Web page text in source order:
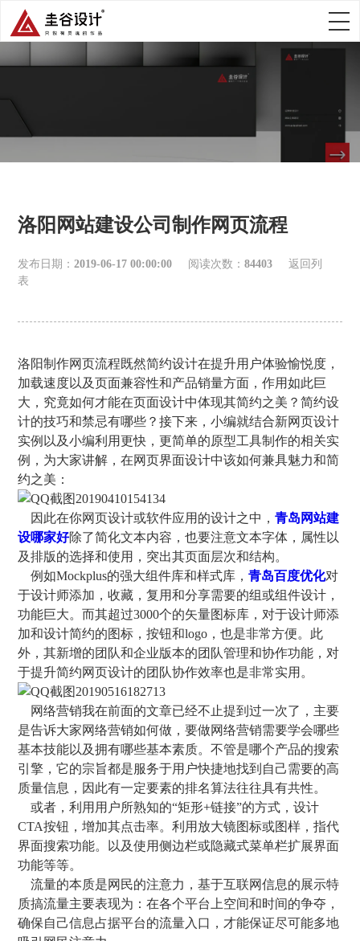
洛阳网站建设公司制作网页流程
发布日期：2019-06-17 00:00:00 阅读次数：84403
返回列
表
洛阳制作网页流程既然简约设计在提升用户体验愉悦度，
加载速度以及页面兼容性和产品销量方面，作用如此巨
大，究竟如何才能在页面设计中体现其简约之美？简约设
计的技巧和禁忌有哪些？接下来，小编就结合新网页设计
实例以及小编利用更快，更简单的原型工具制作的相关实
例，为大家讲解，在网页界面设计中该如何兼具魅力和简
约之美：
因此在你网页设计或软件应用的设计之中，青岛网站建
设哪家好除了简化文本内容，也要注意文本字体，属性以
及排版的选择和使用，突出其页面层次和结构。
例如Mockplus的强大组件库和样式库，青岛百度优化对
于设计师添加，收藏，复用和分享需要的组或组件设计，
功能巨大。而其超过3000个的矢量图标库，对于设计师添
加和设计简约的图标，按钮和logo，也是非常方便。此
外，其新增的团队和企业版本的团队管理和协作功能，对
于提升简约网页设计的团队协作效率也是非常实用。
网络营销我在前面的文章已经不止提到过一次了，主要
是告诉大家网络营销如何做，要做网络营销需要学会哪些
基本技能以及拥有哪些基本素质。不管是哪个产品的搜索
引擎，它的宗旨都是服务于用户快捷地找到自己需要的高
质量信息，因此有一定要素的排名算法往往具有共性。
或者，利用用户所熟知的“矩形+链接”的方式，设计
CTA按钮，增加其点击率。利用放大镜图标或图样，指代
界面搜索功能。以及使用侧边栏或隐藏式菜单栏扩展界面
功能等等。
流量的本质是网民的注意力，基于互联网信息的展示特
质搞流量主要表现为：在各个平台上空间和时间的争夺，
确保自己信息占据平台的流量入口，才能保证尽可能多地